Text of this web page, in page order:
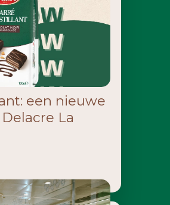
een nieuwe
La